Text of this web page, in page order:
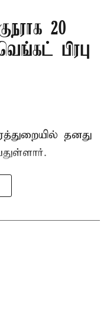
20
பிரபு
தனது